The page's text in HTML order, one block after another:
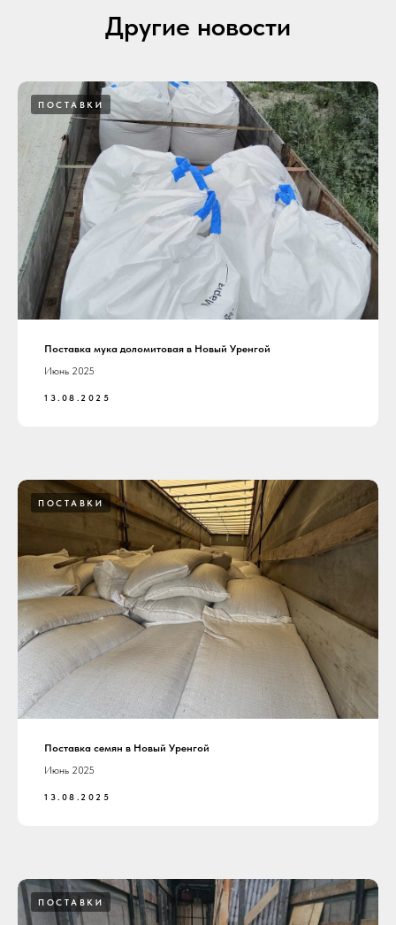
Другие новости
ПОСТАВКИ
Поставка мука доломитовая в Новый Уренгой
Июнь 2025
13.08.2025
ПОСТАВКИ
Поставка семян в Новый Уренгой
Июнь 2025
13.08.2025
ПОСТАВКИ